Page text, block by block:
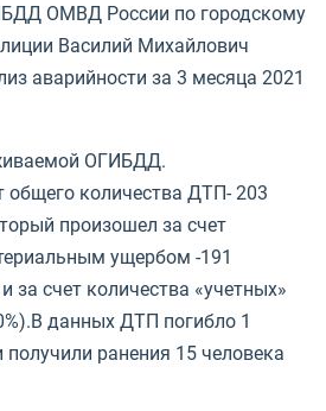
ОМВД России по городскому
Василий Михайлович
аварийности за 3 месяца 2021
ОГИБДД.
общего количества ДТП- 203
произошел за счет
ущербом -191
за счет количества «учетных»
данных ДТП погибло 1
получили ранения 15 человека